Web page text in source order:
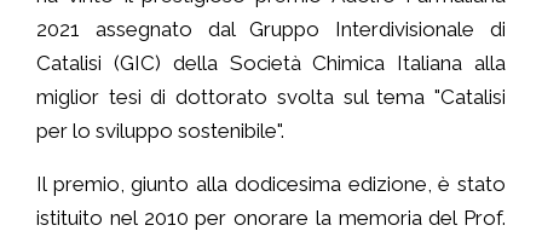
2021 assegnato dal Gruppo Interdivisionale di
Catalisi (GIC) della Società Chimica Italiana alla
miglior tesi di dottorato svolta sul tema "Catalisi
per lo sviluppo sostenibile".
Il premio, giunto alla dodicesima edizione, è stato
istituito nel 2010 per onorare la memoria del Prof.